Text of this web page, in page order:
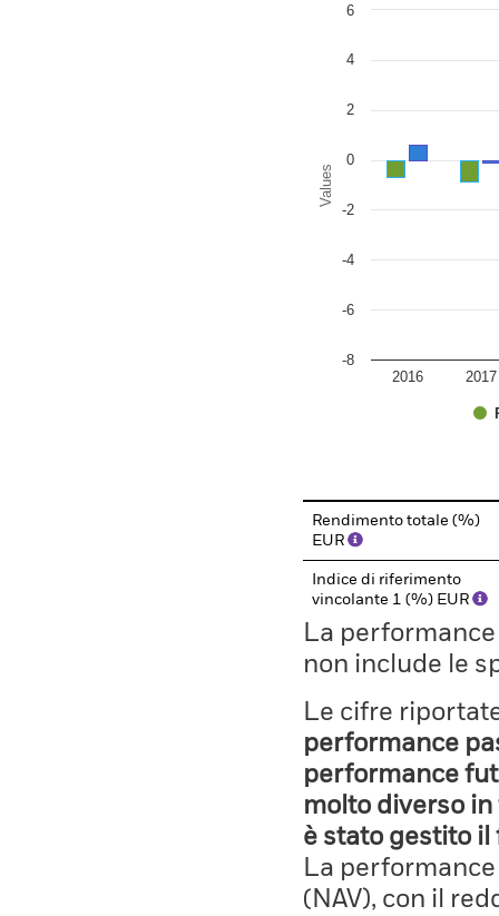
Bar chart with 2 data
The chart has 1 Y axis
Values
2016 2017
-8
-6
-4
-2
0
2
4
6
Rendimento totale (%)
EUR
Indice di riferimento
vincolante 1 (%) EUR
La
non include le
Le cifre
performance
performance
molto diverso
è stato gestito il
La
(NAV), con il